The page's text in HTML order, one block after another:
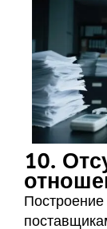
10.